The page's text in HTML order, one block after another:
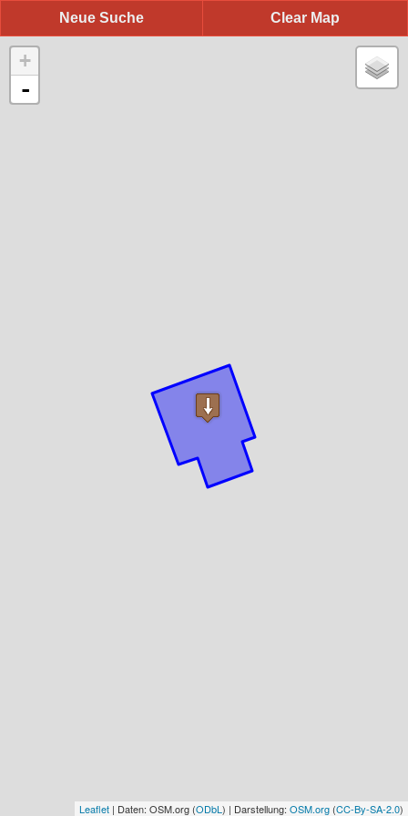
Clear Map
Neue Suche
+
-
Leaflet | Daten: OSM.org (ODbL ) | Darstellung: OSM.org (CC-By-SA-2.0)